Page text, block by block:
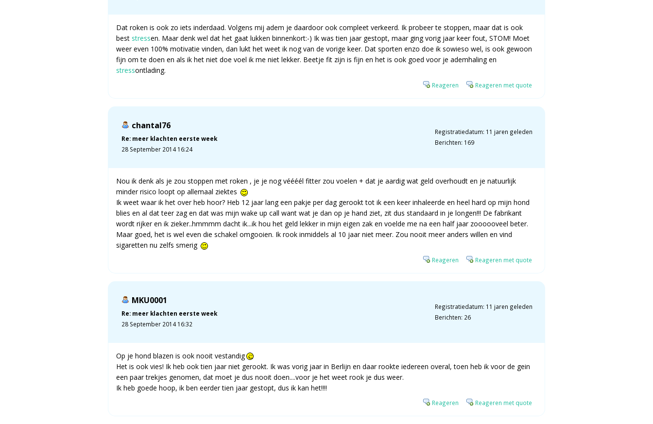
Dat roken is ook zo iets inderdaad. Volgens mij adem je daardoor ook compleet verkeerd. Ik probeer te stoppen, maar dat is ook
best stressen. Maar denk wel dat het gaat lukken binnenkort:-) Ik was tien jaar gestopt, maar ging vorig jaar keer fout, STOM! Moet
weer even 100% motivatie vinden, dan lukt het weet ik nog van de vorige keer. Dat sporten enzo doe ik sowieso wel, is ook gewoon
fijn om te doen en als ik het niet doe voel ik me niet lekker. Beetje fit zijn is fijn en het is ook goed voor je ademhaling en
stressontlading.
Reageren Reageren met quote
chantal76
Re: meer klachten eerste week
28 September 2014 16:24
Registratiedatum: 11 jaren geleden
Berichten: 169
Nou ik denk als je zou stoppen met roken , je je nog véééél fitter zou voelen + dat je aardig wat geld overhoudt en je natuurlijk
minder risico loopt op allemaal ziektes
Ik weet waar ik het over heb hoor? Heb 12 jaar lang een pakje per dag gerookt tot ik een keer inhaleerde en heel hard op mijn hond
blies en al dat teer zag en dat was mijn wake up call want wat je dan op je hand ziet, zit dus standaard in je longen!!! De fabrikant
wordt rijker en ik zieker..hmmmm dacht ik...ik hou het geld lekker in mijn eigen zak en voelde me na een half jaar zoooooveel beter.
Maar goed, het is wel even die schakel omgooien. Ik rook inmiddels al 10 jaar niet meer. Zou nooit meer anders willen en vind
sigaretten nu zelfs smerig
Reageren Reageren met quote
MKU0001
Re: meer klachten eerste week
28 September 2014 16:32
Registratiedatum: 11 jaren geleden
Berichten: 26
Op je hond blazen is ook nooit vestandig
Het is ook vies! Ik heb ook tien jaar niet gerookt. Ik was vorig jaar in Berlijn en daar rookte iedereen overal, toen heb ik voor de gein
een paar trekjes genomen, dat moet je dus nooit doen....voor je het weet rook je dus weer.
Ik heb goede hoop, ik ben eerder tien jaar gestopt, dus ik kan het!!!!
Reageren Reageren met quote